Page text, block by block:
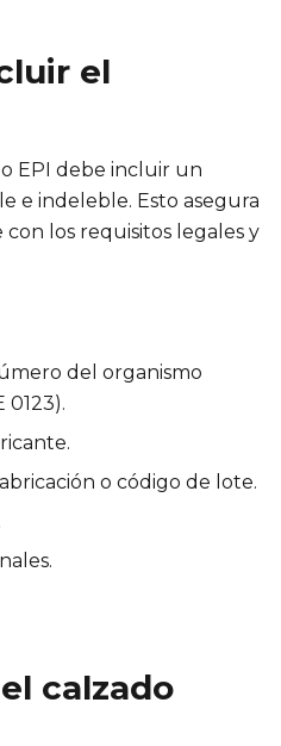
el
EPI debe incluir un
e indeleble. Esto asegura
los requisitos legales y
del organismo
0123).
o código de lote.
calzado